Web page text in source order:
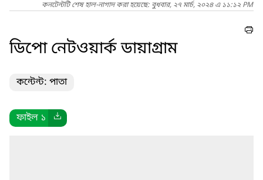
কনটেন্টটি শেষ হাল-নাগাদ করা হয়েছে: বুধবার, ২৭ মার্চ, ২০২৪ এ ১১:১২ PM
ডিপো নেটওয়ার্ক ডায়াগ্রাম
কন্টেন্ট: পাতা
ফাইল ১